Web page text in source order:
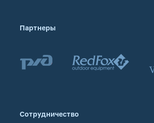
Партнеры
Сотрудничество